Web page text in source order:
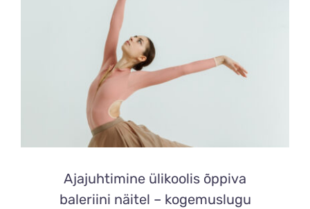
Ajajuhtimine ülikoolis õppiva
baleriini näitel – kogemuslugu